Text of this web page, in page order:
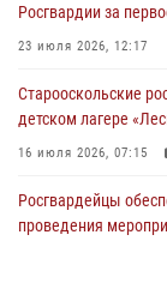
Ведомственная
пришкольном лагере
Росгвардии за
23 июля 2026, 12:17
Старооскольские
детском лагере
16 июля 2026, 07:15
Росгвардейцы
проведения